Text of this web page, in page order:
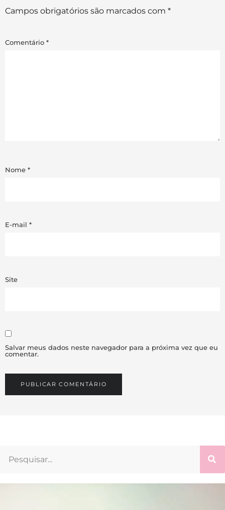
Campos obrigatórios são marcados com *
Comentário *
Nome *
E-mail *
Site
Salvar meus dados neste navegador para a próxima vez que eu
comentar.